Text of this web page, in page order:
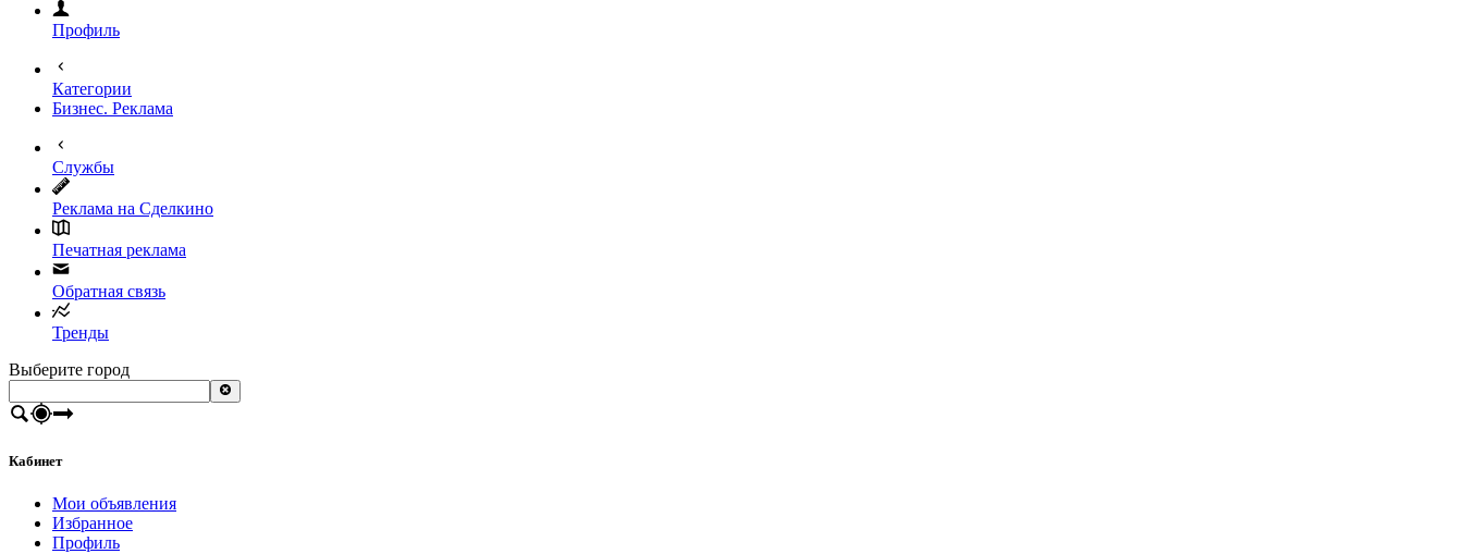
Профиль
Категории
Бизнес. Реклама
Службы
Реклама на Сделкино
Печатная реклама
Обратная связь
Тренды
Выберите город
Кабинет
Мои объявления
Избранное
Профиль